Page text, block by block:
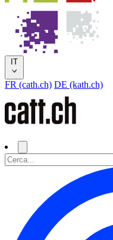
IT
FR (cath.ch) DE (kath.ch)